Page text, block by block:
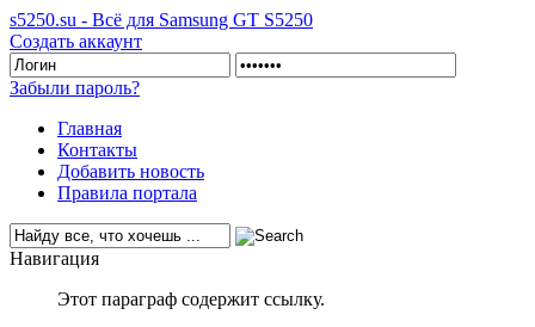
s5250.su - Всё для Samsung GT S5250
Создать аккаунт
Забыли пароль?
Главная
Контакты
Добавить новость
Правила портала
Навигация
Этот параграф содержит ссылку.